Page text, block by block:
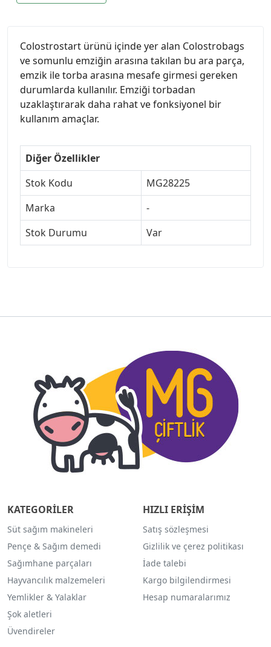
Colostrostart ürünü içinde yer alan Colostrobags
ve somunlu emziğin arasına takılan bu ara parça,
emzik ile torba arasına mesafe girmesi gereken
durumlarda kullanılır. Emziği torbadan
uzaklaştırarak daha rahat ve fonksiyonel bir
kullanım amaçlar.
Diğer Özellikler
Stok Kodu
MG28225
Marka
-
Stok Durumu
Var
KATEGORİLER
Süt sağım makineleri
Pençe & Sağım demedi
Sağımhane parçaları
Hayvancılık malzemeleri
Yemlikler & Yalaklar
Şok aletleri
Üvendireler
HIZLI ERİŞİM
Satış sözleşmesi
Gizlilik ve çerez politikası
İade talebi
Kargo bilgilendirmesi
Hesap numaralarımız